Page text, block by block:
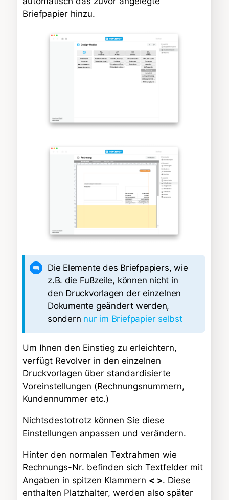
Briefpapier hinzu.
Die Elemente des Briefpapiers, wie
z.B. die Fußzeile, können nicht in
den Druckvorlagen der einzelnen
Dokumente geändert werden,
sondern nur im Briefpapier selbst
Um Ihnen den Einstieg zu erleichtern,
verfügt Revolver in den einzelnen
Druckvorlagen über standardisierte
Voreinstellungen (Rechnungsnummern,
Kundennummer etc.)
Nichtsdestotrotz können Sie diese
Einstellungen anpassen und verändern.
Hinter den normalen Textrahmen wie
Rechnungs-Nr. befinden sich Textfelder mit
Angaben in spitzen Klammern < >. Diese
enthalten Platzhalter, werden also später